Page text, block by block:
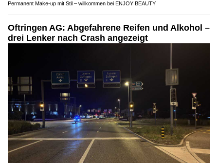
Permanent Make-up mit Stil – willkommen bei ENJOY BEAUTY
Oftringen AG: Abgefahrene Reifen und Alkohol –
drei Lenker nach Crash angezeigt